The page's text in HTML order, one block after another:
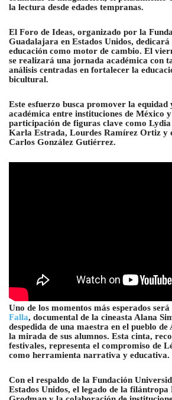
la lectura desde edades tempranas.
El Foro de Ideas, organizado por la
Guadalajara en Estados Unidos, dedicará
educación como motor de cambio. El
se realizará una jornada académica con
análisis centradas en fortalecer la
bicultural.
Este esfuerzo busca promover la
académica entre instituciones de México
participación de figuras clave como Lydia
Karla Estrada, Lourdes Ramírez Ortiz y
Carlos González Gutiérrez.
Uno de los momentos más esperados
Falla, documental de la cineasta Alana
despedida de una maestra en el pueblo de
la mirada de sus alumnos. Esta cinta,
festivales, representa el compromiso de
como herramienta narrativa y educativa.
Con el respaldo de la Fundación
Estados Unidos, el legado de la